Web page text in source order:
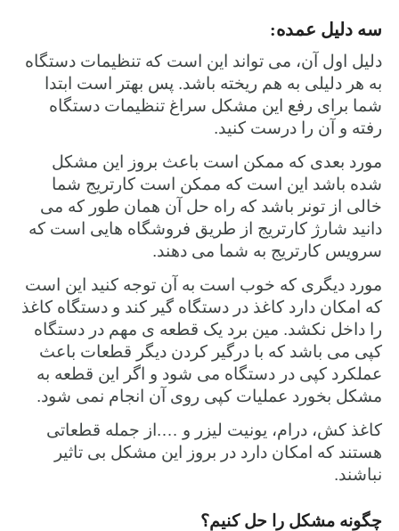
سه دلیل عمده:
دلیل اول آن، می تواند این است که تنظیمات دستگاه
به هر دلیلی به هم ریخته باشد. پس بهتر است ابتدا
شما برای رفع این مشکل سراغ تنظیمات دستگاه
رفته و آن را درست کنید.
مورد بعدی که ممکن است باعث بروز این مشکل
شده باشد این است که ممکن است کارتریج شما
خالی از تونر باشد که راه حل آن همان طور که می
دانید شارژ کارتریج از طریق فروشگاه هایی است که
سرویس کارتریج به شما می دهند.
مورد دیگری که خوب است به آن توجه کنید این است
که امکان دارد کاغذ در دستگاه گیر کند و دستگاه کاغذ
را داخل نکشد. مین برد یک قطعه ی مهم در دستگاه
کپی می باشد که با درگیر کردن دیگر قطعات باعث
عملکرد کپی در دستگاه می شود و اگر این قطعه به
مشکل بخورد عملیات کپی روی آن انجام نمی شود.
کاغذ کش، درام، یونیت لیزر و ….از جمله قطعاتی
هستند که امکان دارد در بروز این مشکل بی تاثیر
نباشند.
چگونه مشکل را حل کنیم؟